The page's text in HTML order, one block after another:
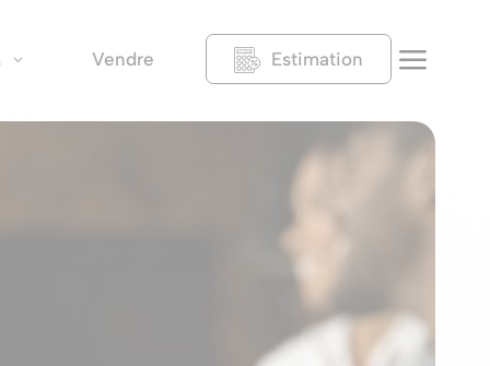
Vendre Estimation a